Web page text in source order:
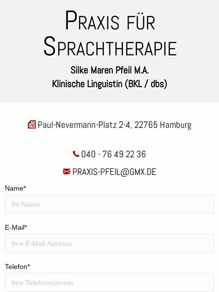
Praxis für
Sprachtherapie
Silke Maren Pfeil M.A.
Klinische Linguistin (BKL / dbs)
Paul-Nevermann-Platz 2-4, 22765 Hamburg
040 - 76 49 22 36
PRAXIS-PFEIL@GMX.DE
Name*
E-Mail*
Telefon*